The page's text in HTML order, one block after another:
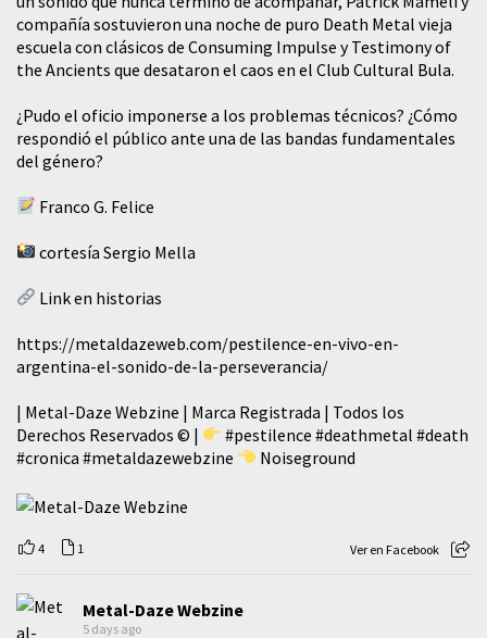
compañía sostuvieron una noche de puro Death Metal vieja
escuela con clásicos de Consuming Impulse y Testimony of
the Ancients que desataron el caos en el Club Cultural Bula.
¿Pudo el oficio imponerse a los problemas técnicos? ¿Cómo
respondió el público ante una de las bandas fundamentales
del género?
Franco G. Felice
cortesía Sergio Mella
Link en historias
https://metaldazeweb.com/pestilence-en-vivo-en-
argentina-el-sonido-de-la-perseverancia/
| Metal-Daze Webzine | Marca Registrada | Todos los
Derechos Reservados © |
#pestilence #deathmetal #death
#cronica #metaldazewebzine Noiseground
4 1 Ver en Facebook
Metal-Daze Webzine
5 days ago